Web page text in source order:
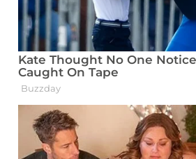
E.; PAULA, R. C.
prevenção da anemia
deficiência de ferro.
São Paulo, v. 34, n. 10, p.
SALAMA, A. Alloinmune
thrombocytopenias. J
Oncol, v. 25, p. S39-41,
WILLIAMSON, L. M.;